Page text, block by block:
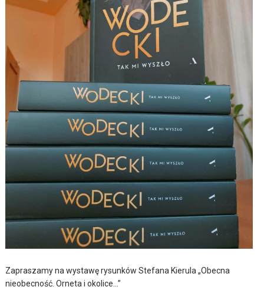
Zapraszamy na wystawę rysunków Stefana Kierula „Obecna
nieobecność. Orneta i okolice…”